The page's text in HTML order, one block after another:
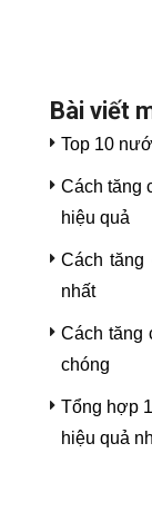
Bài viết
Top 10
Cách tăng
hiệu quả
Cách
nhất
Cách tăng
chóng
Tổng hợp
hiệu quả